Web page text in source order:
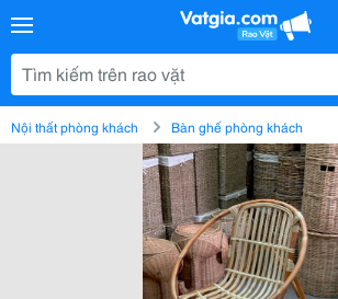
Nội thất phòng khách Bàn ghế phòng khách